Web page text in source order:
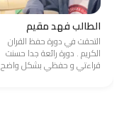
الطالب فهد مقيم
التحقت في دورة حفظ القران
الكريم . دورة رائعة جدا حسنت
قراءتي و حفظي بشكل واضح